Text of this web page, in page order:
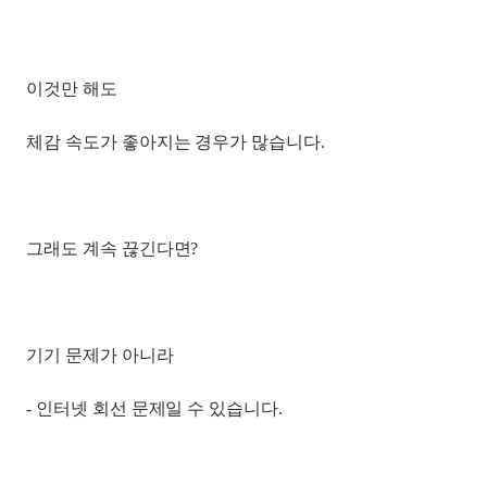
이것만 해도
체감 속도가 좋아지는 경우가 많습니다.
그래도 계속 끊긴다면?
기기 문제가 아니라
- 인터넷 회선 문제일 수 있습니다.